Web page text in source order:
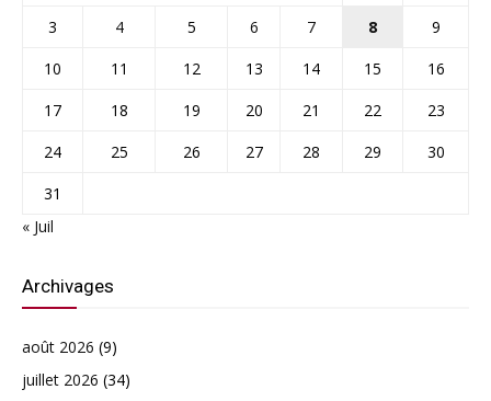
3
4 5 6 7 8
9
10
11 12 13 14 15
16
17
18 19 20 21 22
23
24
25 26 27 28 29
30
31
« Juil
Archivages
août 2026 (9)
juillet 2026 (34)